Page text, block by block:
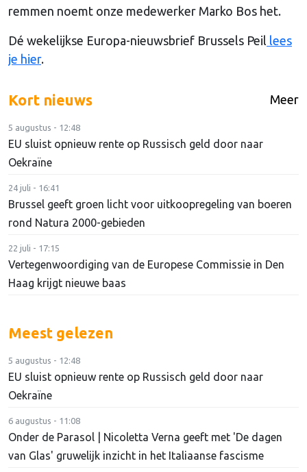
remmen noemt onze medewerker Marko Bos het.
Dé wekelijkse Europa-nieuwsbrief Brussels Peil lees
je hier.
Kort nieuws Meer
5 augustus - 12:48
EU sluist opnieuw rente op Russisch geld door naar
Oekraïne
24 juli - 16:41
Brussel geeft groen licht voor uitkoopregeling van boeren
rond Natura 2000-gebieden
22 juli - 17:15
Vertegenwoordiging van de Europese Commissie in Den
Haag krijgt nieuwe baas
Meest gelezen
5 augustus - 12:48
EU sluist opnieuw rente op Russisch geld door naar
Oekraïne
6 augustus - 11:08
Onder de Parasol | Nicoletta Verna geeft met 'De dagen
van Glas' gruwelijk inzicht in het Italiaanse fascisme